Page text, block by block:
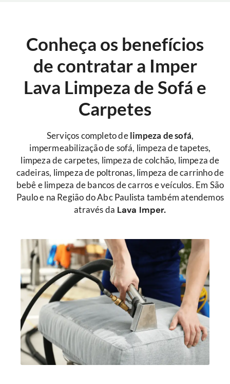
Conheça os benefícios
de contratar a Imper
Lava Limpeza de Sofá e
Carpetes
Serviços completo de limpeza de sofá,
impermeabilização de sofá, limpeza de tapetes,
limpeza de carpetes, limpeza de colchão, limpeza de
cadeiras, limpeza de poltronas, limpeza de carrinho de
bebê e limpeza de bancos de carros e veículos. Em São
Paulo e na Região do Abc Paulista também atendemos
através da Lava Imper.